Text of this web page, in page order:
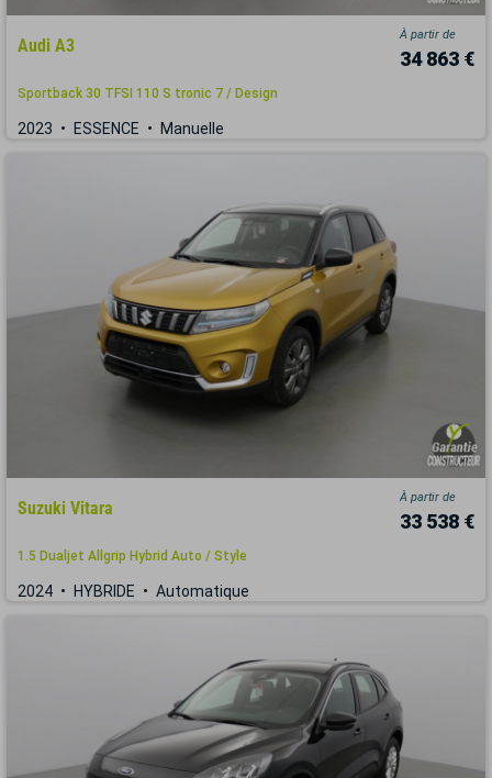
Audi A3
À partir de
34 863 €
Sportback 30 TFSI 110 S tronic 7 / Design
2023 ESSENCE Manuelle
Suzuki Vitara
À partir de
33 538 €
1.5 Dualjet Allgrip Hybrid Auto / Style
2024 HYBRIDE Automatique